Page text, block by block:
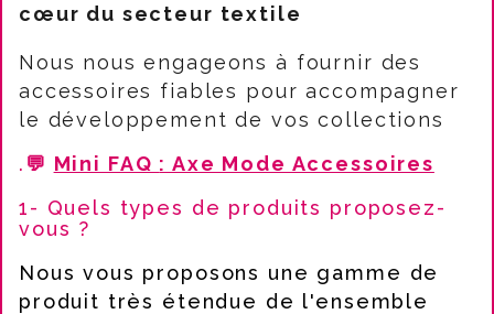
cœur du secteur textile
Nous nous engageons à fournir des
accessoires fiables pour accompagner
le développement de vos collections
. 💬 Mini FAQ : Axe Mode Accessoires
1- Quels types de produits proposez-
vous ?
Nous vous proposons une gamme de
produit très étendue de l'ensemble